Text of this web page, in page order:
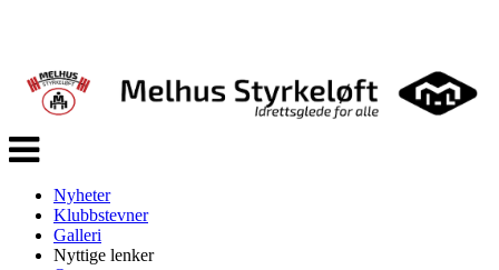
Veksle
navigasjon
Nyheter
Klubbstevner
Galleri
Nyttige lenker